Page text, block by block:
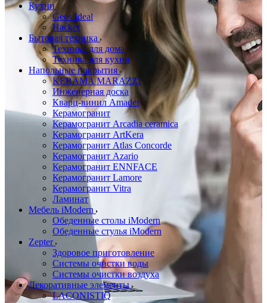
Кухни
Geos Ideal
Hacker
Бытовая техника
Техника для дома
Техника для кухни
Напольные покрытия
KERAMA MARAZZI
Инженерная доска
Кварц-винил Amadei
Керамогранит
Керамогранит Arcadia ceramica
Керамогранит ArtKera
Керамогранит Atlas Concorde
Керамогранит Azario
Керамогранит ENNFACE
Керамогранит Lamore
Керамогранит Vitra
Ламинат
Мебель iModern
Обеденные столы iModern
Обеденные стулья iModern
Zepter
Здоровое приготовление
Системы очистки воды
Системы очистки воздуха
Декоративные элементы
LACONISTIQ